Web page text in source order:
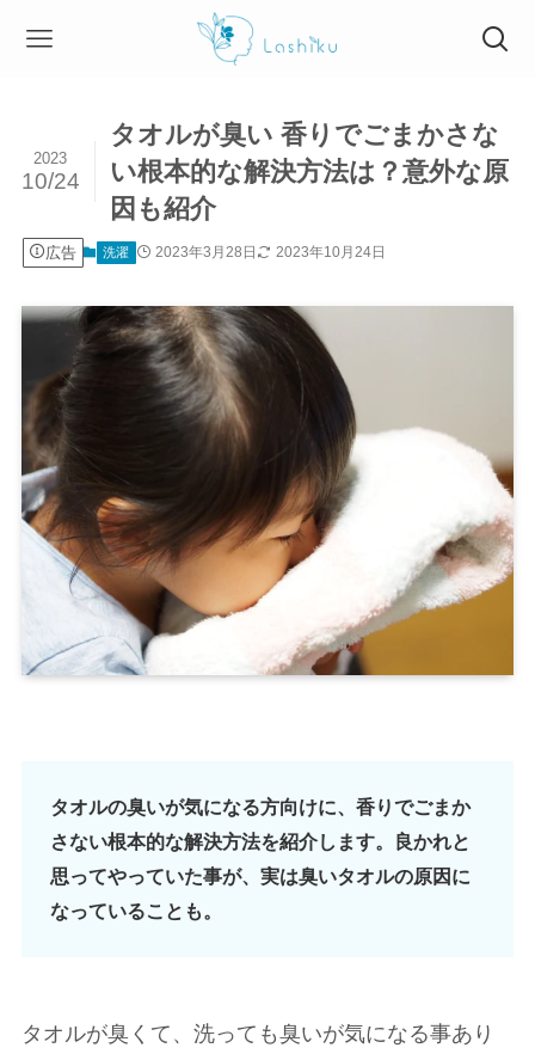
タオルが臭い 香りでごまかさな
い根本的な解決方法は？意外な原
因も紹介
2023
10/24
広告 洗濯 2023年3月28日 2023年10月24日
タオルの臭いが気になる方向けに、香りでごまか
さない根本的な解決方法を紹介します。良かれと
思ってやっていた事が、実は臭いタオルの原因に
なっていることも。
タオルが臭くて、洗っても臭いが気になる事あり